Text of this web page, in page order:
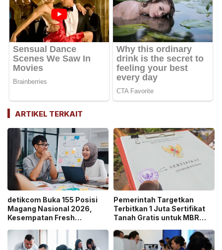
ARTIKEL TERKAIT
detikcom Buka 155 Posisi
Magang Nasional 2026,
Kesempatan Fresh
Media Digital!
Pemerintah Targetkan
Terbitkan 1 Juta Sertifikat
Tanah Gratis untuk MBR